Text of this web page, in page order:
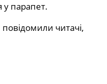
у парапет.
читачі,